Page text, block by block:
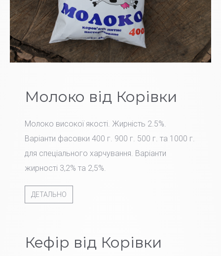
Молоко від Корівки
Молоко високої якості. Жирність 2.5%.
Варіанти фасовки 400 г. 900 г. 500 г. та 1000 г.
для спеціального харчування. Варіанти
жирності 3,2% та 2,5%.
ДЕТАЛЬНО
Кефір від Корівки